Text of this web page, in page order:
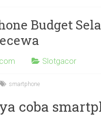
Budget
Slotgacor
smartphone
coba